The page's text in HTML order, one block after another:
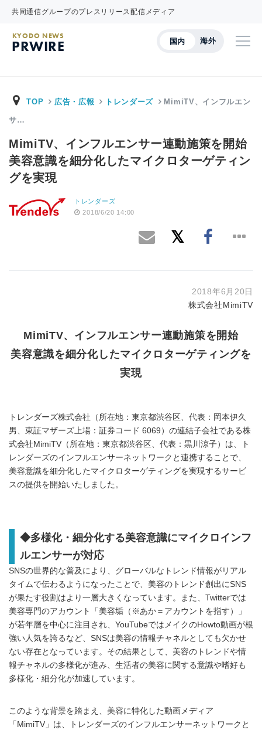
共同通信グループのプレスリリース配信メディア
国内 海外
KYODO NEWS
PRWIRE
TOP 広告・広報 トレンダーズ MimiTV、インフルエン
サ…
MimiTV、インフルエンサー連動施策を開始
美容意識を細分化したマイクロターゲティン
グを実現
トレンダーズ
2018/6/20 14:00
2018年6月20日
株式会社MimiTV
MimiTV、インフルエンサー連動施策を開始
美容意識を細分化したマイクロターゲティングを
実現
トレンダーズ株式会社（所在地：東京都渋谷区、代表：岡本伊久
男、東証マザーズ上場：証券コード 6069）の連結子会社である株
式会社MimiTV（所在地：東京都渋谷区、代表：黒川涼子）は、ト
レンダーズのインフルエンサーネットワークと連携することで、
美容意識を細分化したマイクロターゲティングを実現するサービ
スの提供を開始いたしました。
◆多様化・細分化する美容意識にマイクロインフ
ルエンサーが対応
SNSの世界的な普及により、グローバルなトレンド情報がリアル
タイムで伝わるようになったことで、美容のトレンド創出にSNS
が果たす役割はより一層大きくなっています。また、Twitterでは
美容専門のアカウント「美容垢（※あか＝アカウントを指す）」
が若年層を中心に注目され、YouTubeではメイクのHowto動画が根
強い人気を誇るなど、SNSは美容の情報チャネルとしても欠かせ
ない存在となっています。その結果として、美容のトレンドや情
報チャネルの多様化が進み、生活者の美容に関する意識や嗜好も
多様化・細分化が加速しています。
このような背景を踏まえ、美容に特化した動画メディア
「MimiTV」は、トレンダーズのインフルエンサーネットワークと